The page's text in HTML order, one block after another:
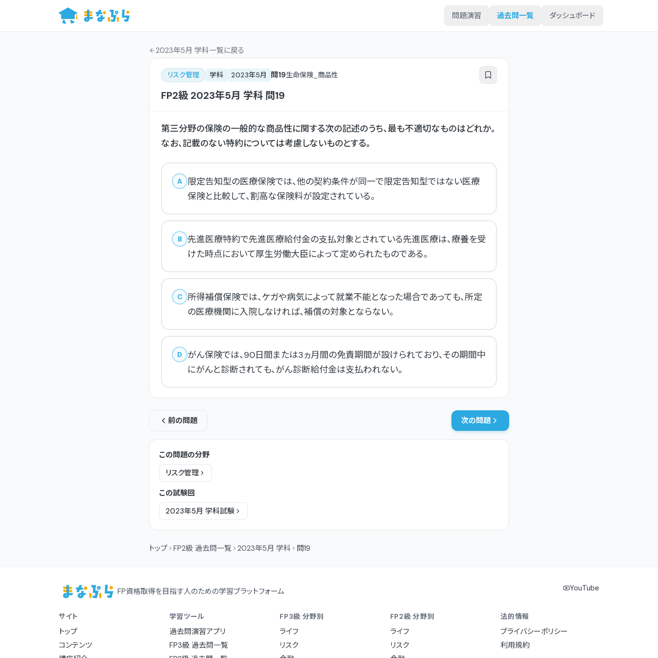
問題演習 過去問一覧 ダッシュボード
2023年5月 学科一覧に戻る
リスク管理 学科 2023年5月 問19生命保険_商品性
FP2級 2023年5月 学科 問19
第三分野の保険の一般的な商品性に関する次の記述のうち、最も不適切なものはどれか。
なお、記載のない特約については考慮しないものとする。
A
限定告知型の医療保険では、他の契約条件が同一で限定告知型ではない医療
保険と比較して、割高な保険料が設定されている。
B
先進医療特約で先進医療給付金の支払対象とされている先進医療は、療養を受
けた時点において厚生労働大臣によって定められたものである。
C
所得補償保険では、ケガや病気によって就業不能となった場合であっても、所定
の医療機関に入院しなければ、補償の対象とならない。
D
がん保険では、90日間または3ヵ月間の免責期間が設けられており、その期間中
にがんと診断されても、がん診断給付金は支払われない。
前の問題 次の問題
この問題の分野
リスク管理
この試験回
2023年5月 学科試験
トップ FP2級 過去問一覧 2023年5月 学科 問19
FP資格取得を目指す人のための学習プラットフォーム YouTube
サイト
トップ
コンテンツ
学習ツール
過去問演習アプリ
FP3級 過去問一覧
FP3級 分野別
ライフ
リスク
FP2級 分野別
ライフ
リスク
法的情報
プライバシーポリシー
利用規約